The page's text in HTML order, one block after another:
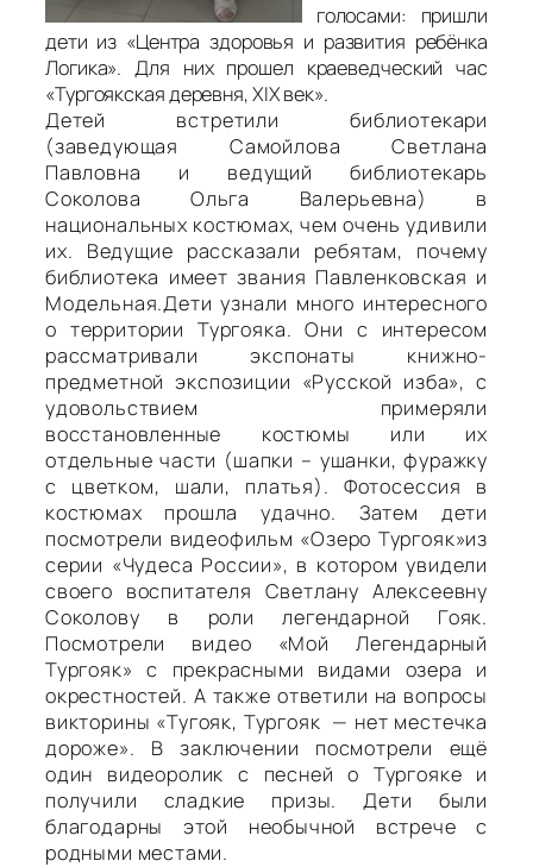
голосами: пришли
дети из «Центра здоровья и развития ребёнка
Логика». Для них прошел краеведческий час
«Тургоякская деревня, ХIХ век».
Детей встретили библиотекари
(заведующая Самойлова Светлана
Павловна и ведущий библиотекарь
Соколова Ольга Валерьевна) в
национальных костюмах, чем очень удивили
их. Ведущие рассказали ребятам, почему
библиотека имеет звания Павленковская и
Модельная.Дети узнали много интересного
о территории Тургояка. Они с интересом
рассматривали экспонаты книжно-
предметной экспозиции «Русской изба», с
удовольствием примеряли
восстановленные костюмы или их
отдельные части (шапки – ушанки, фуражку
с цветком, шали, платья). Фотосессия в
костюмах прошла удачно. Затем дети
посмотрели видеофильм «Озеро Тургояк»из
серии «Чудеса России», в котором увидели
своего воспитателя Светлану Алексеевну
Соколову в роли легендарной Гояк.
Посмотрели видео «Мой Легендарный
Тургояк» с прекрасными видами озера и
окрестностей. А также ответили на вопросы
викторины «Тугояк, Тургояк — нет местечка
дороже». В заключении посмотрели ещё
один видеоролик с песней о Тургояке и
получили сладкие призы. Дети были
благодарны этой необычной встрече с
родными местами.